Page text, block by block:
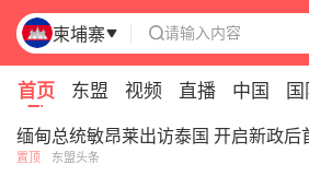
柬埔寨 请输入内容
首页 东盟 视频 直播 中国
Pull down to
置顶 东盟头条